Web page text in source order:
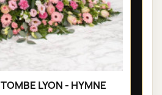
LYON - HYMNE